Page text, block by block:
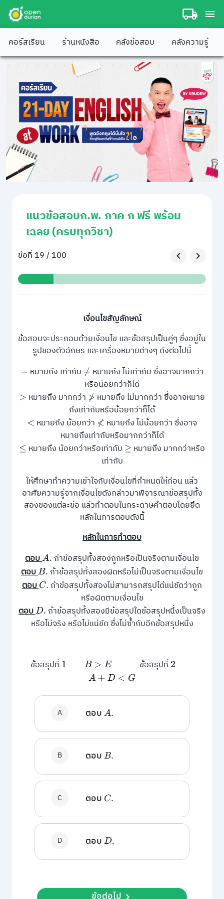
คอร์สเรียน ร้านหนังสือ คลังข้อสอบ คลังความรู้
แนวข้อสอบก.พ. ภาค ก ฟรี พร้อม
เฉลย (ครบทุกวิชา)
ข้อที่ 19 / 100
เงื่อนไขสัญลักษณ์
ข้อสอบจะประกอบด้วยเงื่อนไข และข้อสรุปเป็นคู่ๆ ซึ่งอยู่ใน
รูปของตัวอักษร และเครื่องหมายต่างๆ ดังต่อไปนี้
= หมายถึง เท่ากับ ≠ หมายถึง ไม่เท่ากับ ซึ่งอาจมากกว่า
หรือน้อยกว่าก็ได้
> หมายถึง มากกว่า ≯ หมายถึง ไม่มากกว่า ซึ่งอาจหมาย
ถึงเท่ากับหรือน้อยกว่าก็ได้
< หมายถึง น้อยกว่า ≮ หมายถึง ไม่น้อยกว่า ซึ่งอาจ
หมายถึงเท่ากับหรือมากกว่าก็ได้
≤ หมายถึง น้อยกว่าหรือเท่ากับ ≥ หมายถึง มากกว่าหรือ
เท่ากับ
ให้ศึกษาทําความเข้าใจกับเงื่อนไขที่กําหนดให้ก่อน แล้ว
อาศัยความรู้จากเงื่อนไขดังกล่าวมาพิจารณาข้อสรุปทั้ง
สองของแต่ละข้อ แล้วทำตอบในกระดาษคำตอบโดยยึด
หลักในการตอบดังนี้
หลักในการทำตอบ
ตอบA. ถ้าข้อสรุปทั้งสองถูกหรือเป็นจริงตามเงื่อนไข
ตอบB. ถ้าข้อสรุปทั้งสองผิดหรือไม่เป็นจริงตามเงื่อนไข
ตอบC. ถ้าข้อสรุปทั้งสองไม่สามารถสรุปได้แน่ชัดว่าถูก
หรือผิดตามเงื่อนไข
ตอบD. ถ้าข้อสรุปทั้งสองมีข้อสรุปใดข้อสรุปหนึ่งเป็นจริง
หรือไม่จริง หรือไม่แน่ชัด ซึ่งไม่ซ้ำกับอีกข้อสรุปหนึ่ง
ข้อสรุปที่ 1 B> E ข้อสรุปที่ 2
A+D<G
A ตอบA.
B ตอบB.
C ตอบ C.
D ตอบD.